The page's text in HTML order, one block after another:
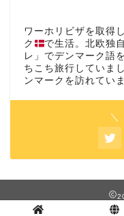
ワーホリビザを取得
ク
で生活。北欧独
レ」でデンマーク語
ちこち旅行していま
ンマークを訪れていま